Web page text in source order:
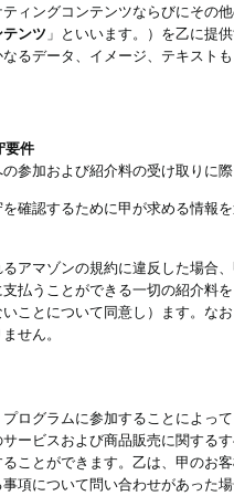
ィングコンテンツならびにその
ンツ 」といいます。）を乙に提
るデータ、イメージ、テキス
要件
参加および紹介料の受け取りに
確認するために甲が求める情報
アマゾンの規約に違反した場合
払うことができる一切の紹介料
ことについて同意し）ます。な
せん。
ログラムに参加することによっ
ービスおよび商品販売に関する
ことができます。乙は、甲のお
項について問い合わせがあった